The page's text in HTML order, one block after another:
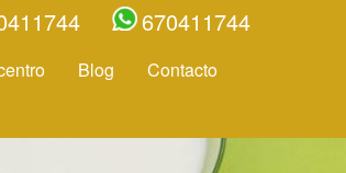
670411744
Blog Contacto